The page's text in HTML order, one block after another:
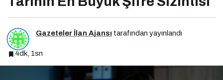
Gazeteler İlan Ajansı tarafından yayınlandı
4dk, 1sn